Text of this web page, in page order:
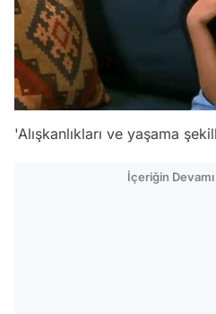
'Alışkanlıkları ve yaşama
İçeriğin Devamı